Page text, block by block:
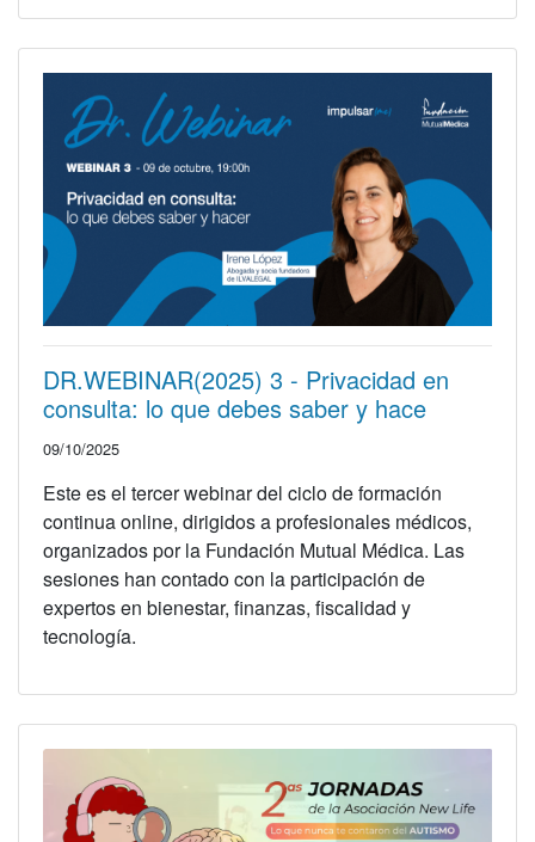
DR.WEBINAR(2025) 3 - Privacidad en
consulta: lo que debes saber y hace
09/10/2025
Este es el tercer webinar del ciclo de formación
continua online, dirigidos a profesionales médicos,
organizados por la Fundación Mutual Médica. Las
sesiones han contado con la participación de
expertos en bienestar, finanzas, fiscalidad y
tecnología.